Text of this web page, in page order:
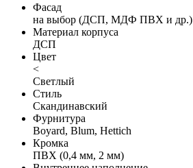
Фасад
на выбор (ДСП, МДФ ПВХ и др.)
Материал корпуса
ДСП
Цвет
<
Светлый
Стиль
Скандинавский
Фурнитура
Boyard, Blum, Hettich
Кромка
ПВХ (0,4 мм, 2 мм)